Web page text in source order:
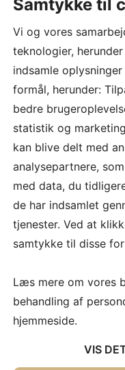
emne du brænder for.
på foredrag, besøg hos
års fødselsdag, hvor du
Du behøver
dig at melde dig til.
Samtykke til
Vi og vores
teknologier,
indsamle
formål, herunder:
bedre
statistik og
kan blive delt med
analysepartnere,
med data, du
de har indsamlet
tjenester. Ved at
samtykke til disse
Læs mere om vores
behandling af
hjemmeside.
VIS